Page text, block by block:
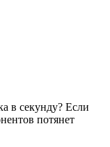
в секунду? Если
потянет